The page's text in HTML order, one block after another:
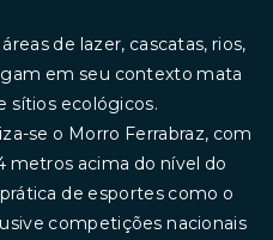
de lazer, cascatas, rios,
em seu contexto mata
sítios ecológicos.
se o Morro Ferrabraz, com
metros acima do nível do
de esportes como o
competições nacionais